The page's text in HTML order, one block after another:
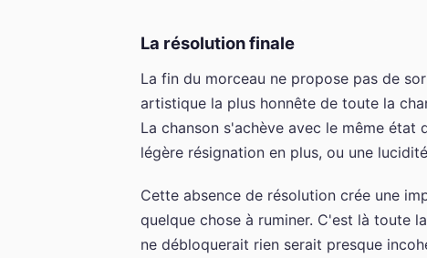
La résolution finale
La fin du morceau ne propose pas de
artistique la plus honnête de toute la
La chanson s'achève avec le même
légère résignation en plus, ou une
Cette absence de résolution crée une
quelque chose à ruminer. C'est là toute
ne débloquerait rien serait presque